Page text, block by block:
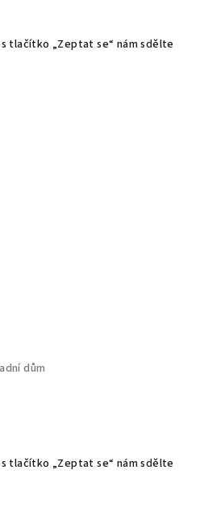
tlačítko „Zeptat se“ nám sdělte
dům
tlačítko „Zeptat se“ nám sdělte